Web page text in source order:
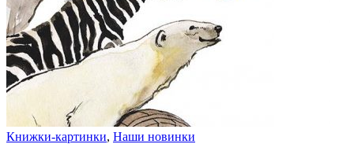
Книжки-картинки, Наши новинки